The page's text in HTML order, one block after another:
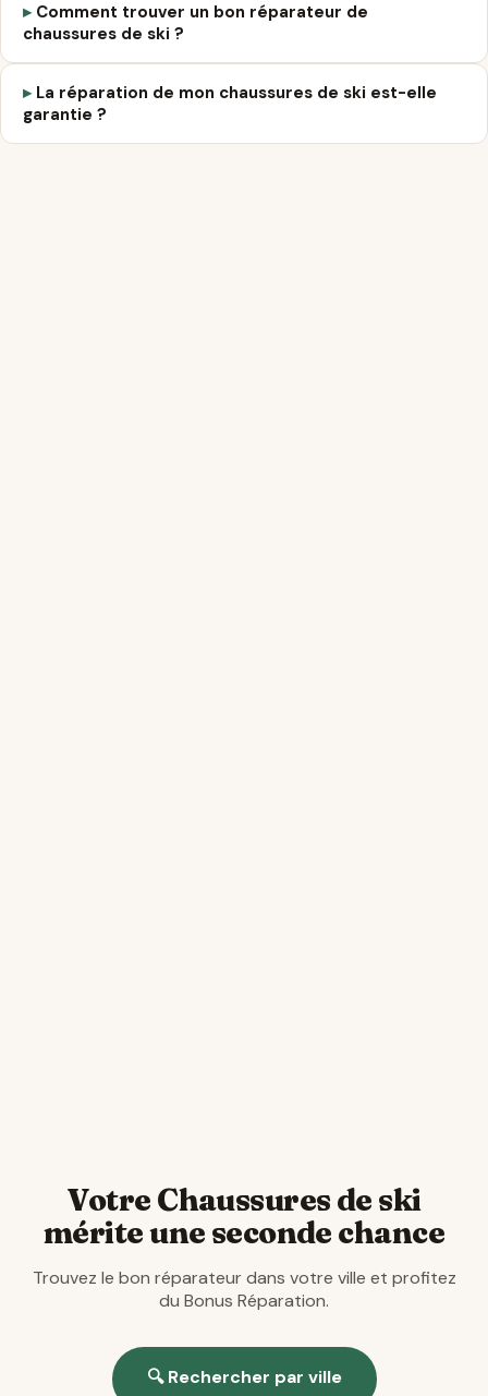
Comment trouver un bon réparateur de
chaussures de ski ?
La réparation de mon chaussures de ski est-elle
garantie ?
Votre Chaussures de ski
mérite une seconde chance
Trouvez le bon réparateur dans votre ville et profitez
du Bonus Réparation.
🔍 Rechercher par ville